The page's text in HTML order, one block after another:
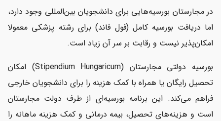
در مجارستان بورسیه‌هایی برای دانشجویان بین‌المللی وجود دارد،
اما دریافت بورسیه کامل (فول فاند) برای رشته پزشکی معمولا
امکان‌پذیر نیست و رقابت بر سر آن زیاد است.
بورسیه دولتی مجارستان (Stipendium Hungaricum) امکان
تحصیل رایگان یا همراه با کمک هزینه را برای دانشجویان خارجی
فراهم می‌کند. این برنامه بورسیه‌ای از طرف دولت مجارستان
است و هزینه‌های تحصیل، بیمه درمانی و کمک هزینه ماهانه را